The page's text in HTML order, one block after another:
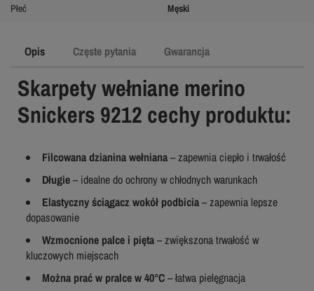
Opis Częste pytania Gwarancja
Skarpety wełniane merino
Snickers 9212 cechy produktu:
Filcowana dzianina wełniana– zapewnia ciepło i trwałość
Długie– idealne do ochrony w chłodnych warunkach
Elastyczny ściągacz wokół podbicia– zapewnia lepsze
dopasowanie
Wzmocnione palce i pięta– zwiększona trwałość w
kluczowych miejscach
Można prać w pralce w 40°C– łatwa pielęgnacja
Płeć Męski